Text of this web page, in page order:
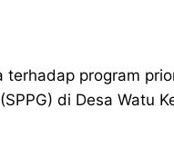
program
di Desa Watu